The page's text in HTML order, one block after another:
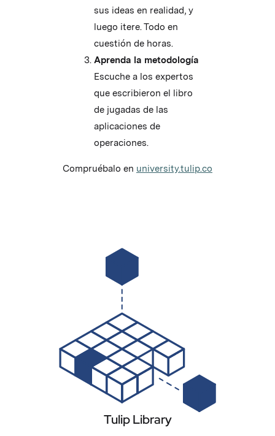
sus ideas en realidad, y
luego itere. Todo en
cuestión de horas.
Aprenda la metodología
Escuche a los expertos
que escribieron el libro
de jugadas de las
aplicaciones de
operaciones.
Compruébalo en university.tulip.co
Tulip Library